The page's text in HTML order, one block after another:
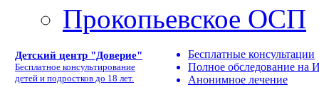
Прокопьевское ОСП
Детский центр "Доверие"
Бесплатное консультирование
детей и подростков до 18 лет.
Бесплатные консультации
Полное обследование
Анонимное лечение